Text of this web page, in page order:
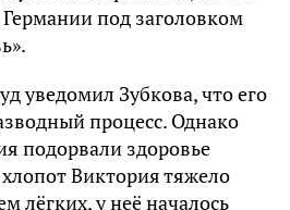
Германии под заголовком
уведомил Зубкова, что его
процесс. Однако
подорвали здоровье
Виктория тяжело
лёгких, у неё началось